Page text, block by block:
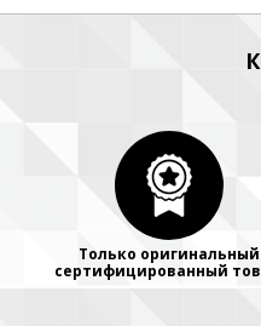
Только оригинальный
сертифицированный